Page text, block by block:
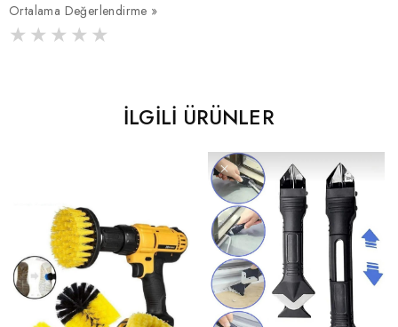
Ortalama Değerlendirme »
İLGILI ÜRÜNLER